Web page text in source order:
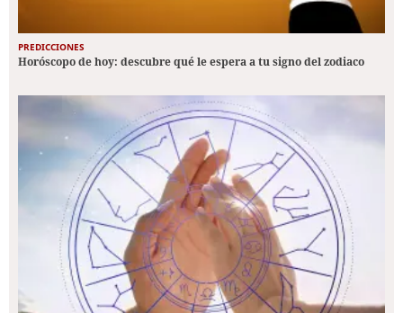
PREDICCIONES
Horóscopo de hoy: descubre qué le espera a tu signo del zodiaco